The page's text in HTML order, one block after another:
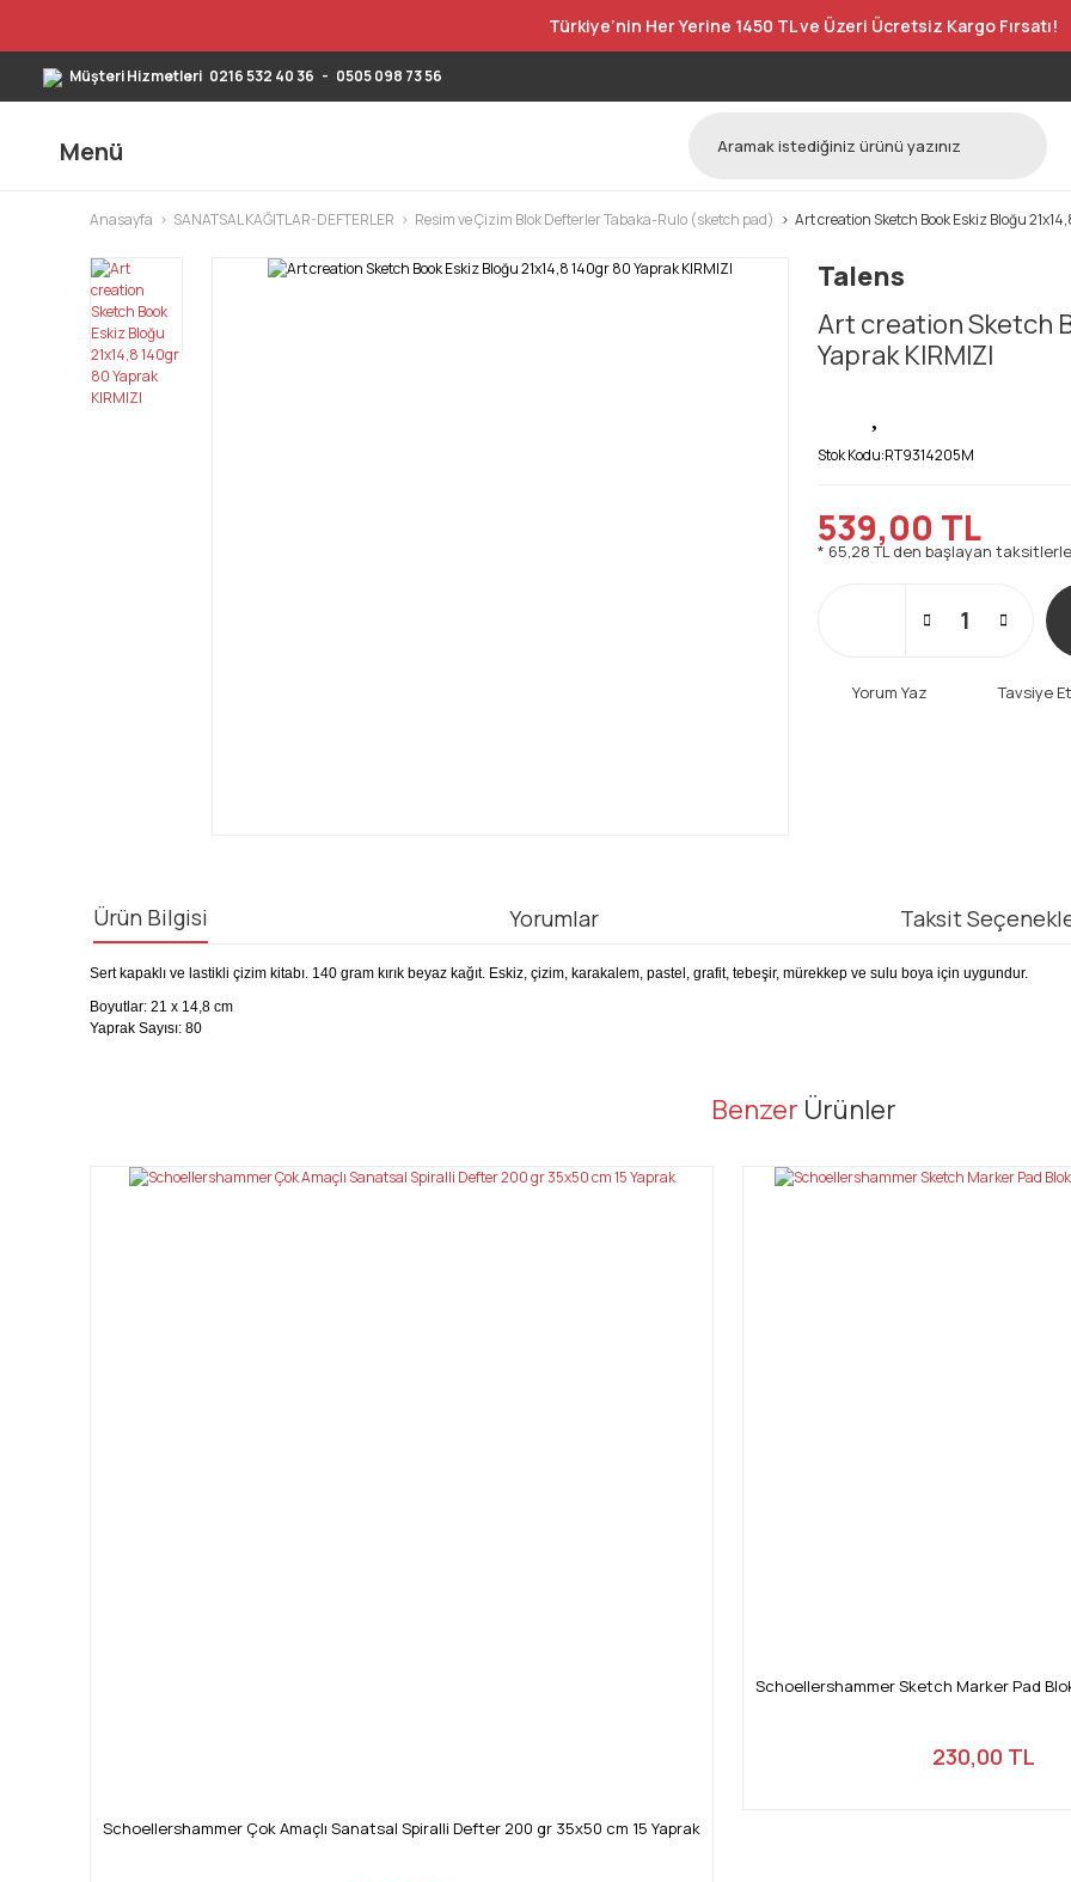
Türkiye’nin Her Yerine 1450 TL ve Üzeri Ücretsiz Kargo Fırsatı!
Müşteri Hizmetleri 0216 532 40 36 - 0505 098 73 56
Menü
Anasayfa SANATSAL KAĞITLAR-DEFTERLER Resim ve Çizim Blok Defterler Tabaka-Rulo (sketch pad) Art creation Sketch Book Eskiz Bloğu
Talens
Art creation Sketch
Yaprak KIRMIZI
Stok Kodu:RT9314205M
539,00 TL
* 65,28 TL den başlayan
Yorum Yaz Tavsiye Et
Ürün Bilgisi Yorumlar Taksit
Sert kapaklı ve lastikli çizim kitabı. 140 gram kırık beyaz kağıt. Eskiz, çizim, karakalem, pastel, grafit, tebeşir, mürekkep ve sulu boya için uygundur.
Boyutlar: 21 x 14,8 cm
Yaprak Sayısı: 80
Bu ürünün fiyat bilgisi, resim, ürün açıklamalarında ve diğer konularda yetersiz gördüğünüz noktaları öneri formunu kullanarak
Ürün resmi kalitesiz, bozuk veya görüntülenemiyor.
Benzer Ürünler
Schoellershammer Çok Amaçlı Sanatsal Spiralli Defter 200 gr 35x50 cm 15 Yaprak
Schoellershammer Sketch Marker Pad
230,00 TL